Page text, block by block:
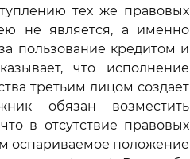
тех же правовых
не является, а именно
пользование кредитом и
что исполнение
третьим лицом создает
обязан возместить
в отсутствие правовых
оспариваемое положение